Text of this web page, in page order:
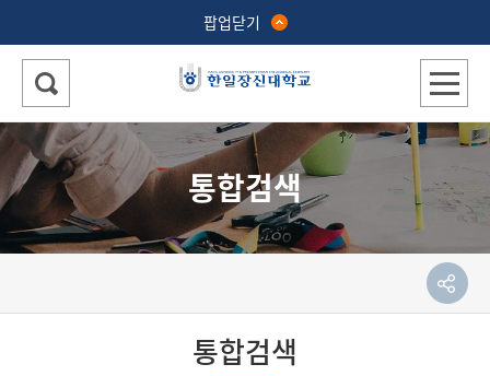
팝업닫기
통합검색
통합검색